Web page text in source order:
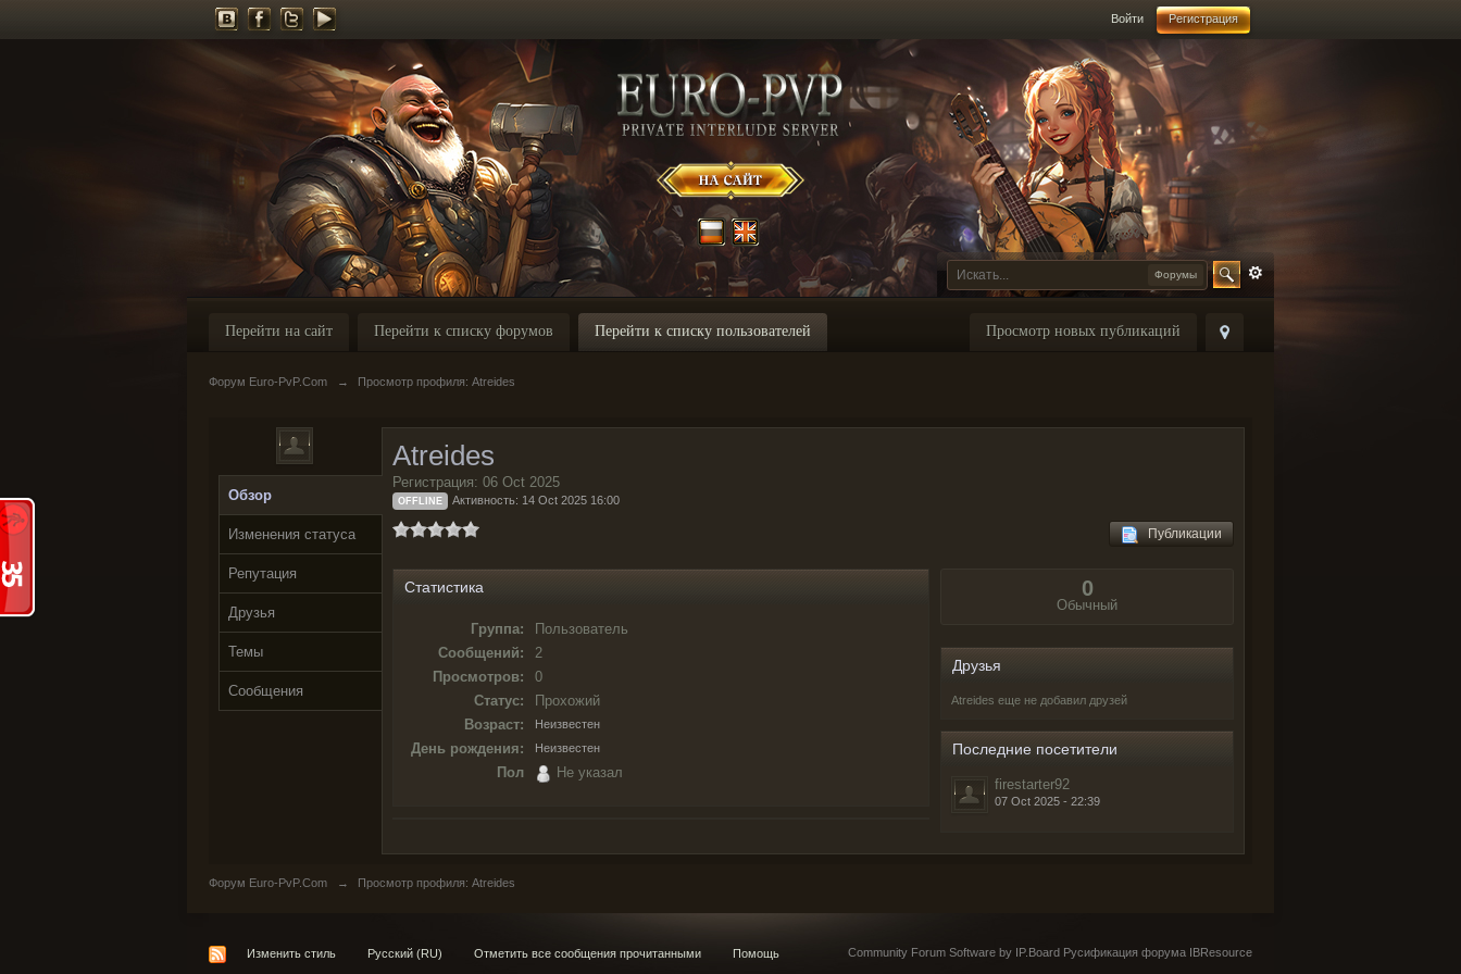
Войти Регистрация
Форумы
Просмотр новых публикаций
Перейти на сайт Перейти к списку форумов Перейти к списку пользователей
Форум Euro-PvP.Com → Просмотр профиля: Atreides
Обзор
Изменения статуса
Репутация
Друзья
Темы
Сообщения
Atreides
Регистрация: 06 Oct 2025
OFFLINE Активность: 14 Oct 2025 16:00
Публикации
Статистика
Группа:
Пользователь
Сообщений:
2
Просмотров:
0
Статус:
Прохожий
Возраст:
Неизвестен
День рождения: Неизвестен
Пол Не указал
0
Обычный
Друзья
Atreides еще не добавил друзей
Последние посетители
firestarter92
07 Oct 2025 - 22:39
Форум Euro-PvP.Com → Просмотр профиля: Atreides
Изменить стиль Русский (RU) Отметить все сообщения прочитанными Помощь Community Forum Software by IP.Board Русификация форума IBResource